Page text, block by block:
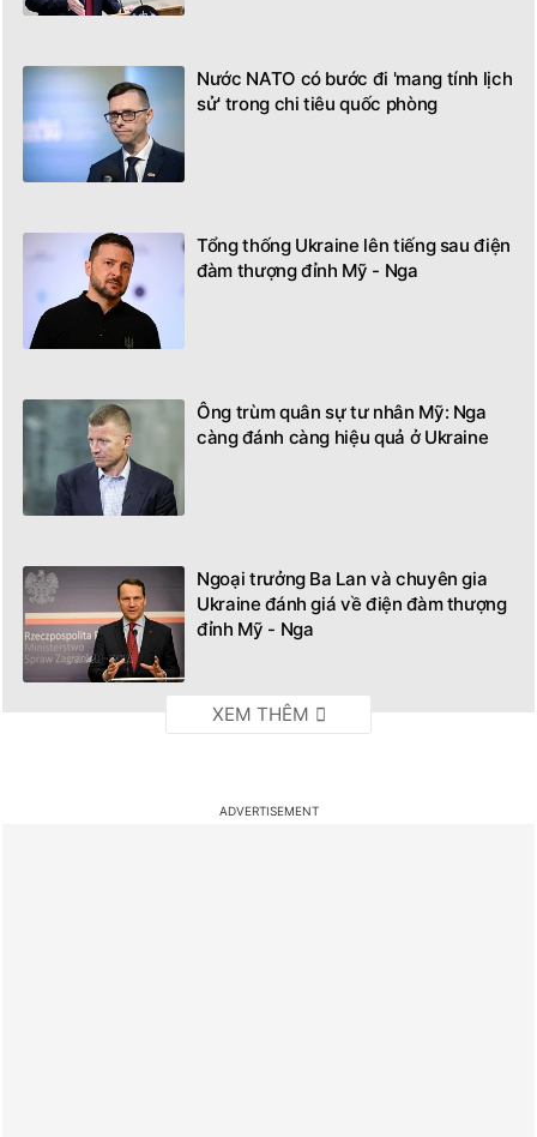
Nước NATO có bước đi 'mang tính lịch
sử' trong chi tiêu quốc phòng
Tổng thống Ukraine lên tiếng sau điện
đàm thượng đỉnh Mỹ - Nga
Ông trùm quân sự tư nhân Mỹ: Nga
càng đánh càng hiệu quả ở Ukraine
Ngoại trưởng Ba Lan và chuyên gia
Ukraine đánh giá về điện đàm thượng
đỉnh Mỹ - Nga